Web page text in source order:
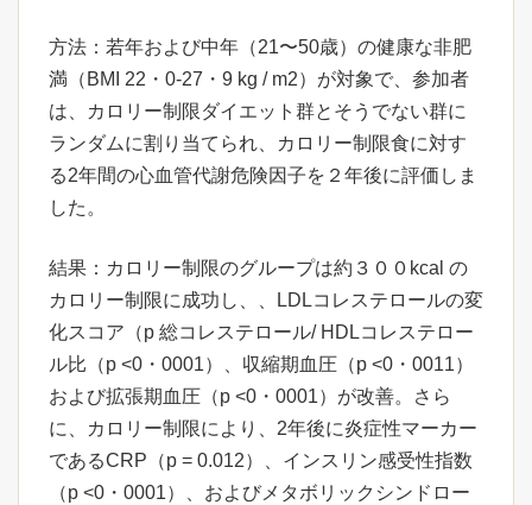
方法：若年および中年（21〜50歳）の健康な非肥
満（BMI 22・0-27・9 kg / m2）が対象で、参加者
は、カロリー制限ダイエット群とそうでない群に
ランダムに割り当てられ、カロリー制限食に対す
る2年間の心血管代謝危険因子を２年後に評価しま
した。
結果：カロリー制限のグループは約３００kcal の
カロリー制限に成功し、、LDLコレステロールの変
化スコア（p 総コレステロール/ HDLコレステロー
ル比（p <0・0001）、収縮期血圧（p <0・0011）
および拡張期血圧（p <0・0001）が改善。さら
に、カロリー制限により、2年後に炎症性マーカー
であるCRP（p = 0.012）、インスリン感受性指数
（p <0・0001）、およびメタボリックシンドロー